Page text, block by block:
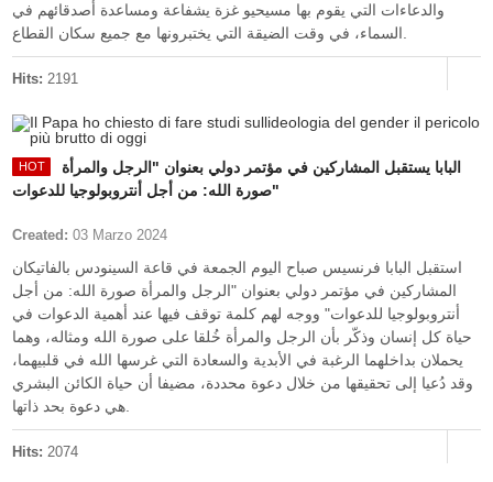
والدعاءات التي يقوم بها مسيحيو غزة يشفاعة ومساعدة أصدقائهم في
Hits: 2191
البابا يستقبل المشاركين في مؤتمر دولي بعنوان "الرجل والمرأة
صورة الله: من أجل أنتروبولوجيا للدعوات"
Created: 03 Marzo 2024
استقبل البابا فرنسيس صباح اليوم الجمعة في قاعة السينودس بالفاتيكان
المشاركين في مؤتمر دولي بعنوان "الرجل والمرأة صورة الله: من أجل
أنتروبولوجيا للدعوات" ووجه لهم كلمة توقف فيها عند أهمية الدعوات في
حياة كل إنسان وذكّر بأن الرجل والمرأة خُلقا على صورة الله ومثاله، وهما
يحملان بداخلهما الرغبة في الأبدية والسعادة التي غرسها الله في قلبيهما،
وقد دُعيا إلى تحقيقها من خلال دعوة محددة، مضيفا أن حياة الكائن البشري
Hits: 2074